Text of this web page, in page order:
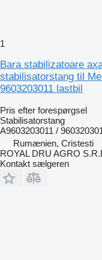
1
Bara stabilizatoare
stabilisatorstang til
9603203011 lastbil
Pris efter forespørgsel
Stabilisatorstang
A9603203011 /
Rumænien, Cristesti
ROYAL DRU AGRO
Kontakt sælgeren